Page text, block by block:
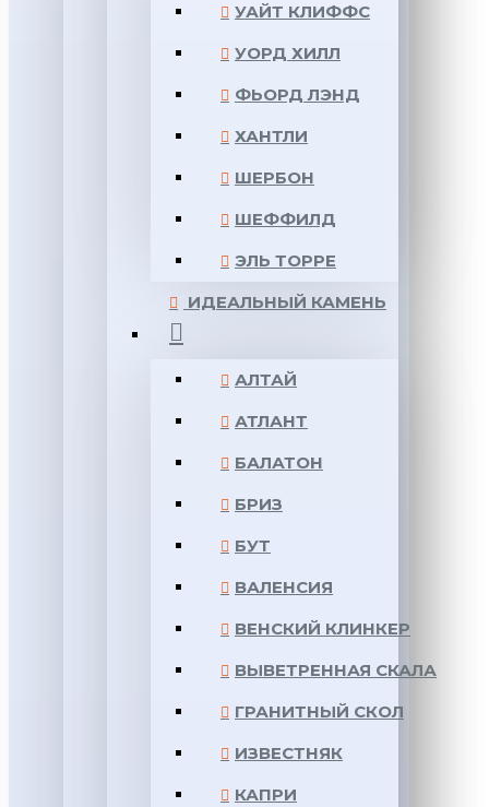
УАЙТ КЛИФФС
УОРД ХИЛЛ
ФЬОРД ЛЭНД
ХАНТЛИ
ШЕРБОН
ШЕФФИЛД
ЭЛЬ ТОРРЕ
ИДЕАЛЬНЫЙ КАМЕНЬ
АЛТАЙ
АТЛАНТ
БАЛАТОН
БРИЗ
БУТ
ВАЛЕНСИЯ
ВЕНСКИЙ КЛИНКЕР
ВЫВЕТРЕННАЯ СКАЛА
ГРАНИТНЫЙ СКОЛ
ИЗВЕСТНЯК
КАПРИ